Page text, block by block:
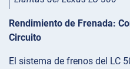
Rendimiento de Frenada:
Circuito
El sistema de frenos del LC